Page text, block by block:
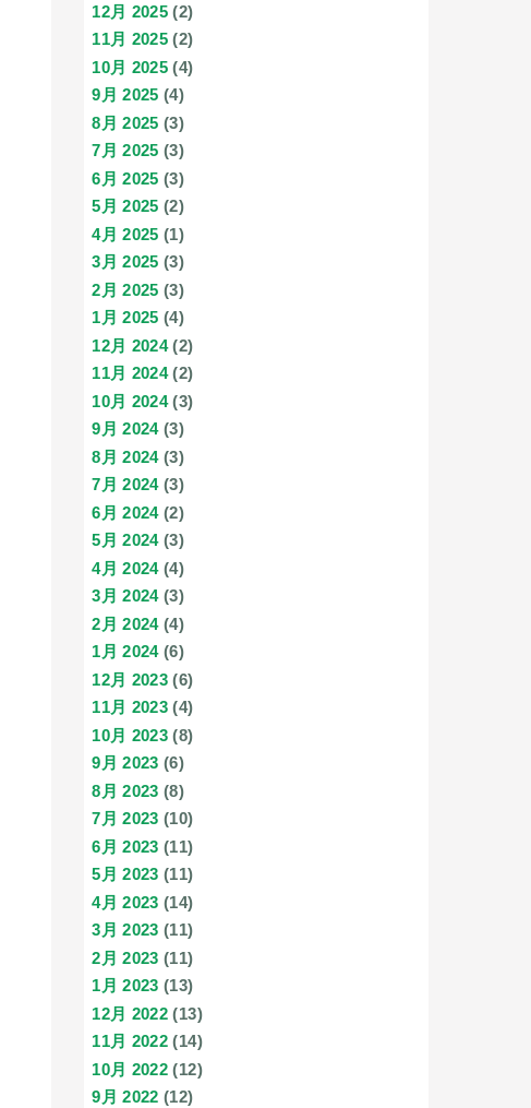
12月 2025 (2)
11月 2025 (2)
10月 2025 (4)
9月 2025 (4)
8月 2025 (3)
7月 2025 (3)
6月 2025 (3)
5月 2025 (2)
4月 2025 (1)
3月 2025 (3)
2月 2025 (3)
1月 2025 (4)
12月 2024(2)
11月 2024(2)
10月 2024(3)
9月 2024(3)
8月 2024(3)
7月 2024(3)
6月 2024(2)
5月 2024(3)
4月 2024(4)
3月 2024(3)
2月 2024(4)
1月 2024(6)
12月 2023 (6)
11月 2023 (4)
10月 2023 (8)
9月 2023 (6)
8月 2023 (8)
7月 2023 (10)
6月 2023 (11)
5月 2023 (11)
4月 2023 (14)
3月 2023 (11)
2月 2023 (11)
1月 2023 (13)
12月 2022 (13)
11月 2022 (14)
10月 2022 (12)
9月 2022 (12)